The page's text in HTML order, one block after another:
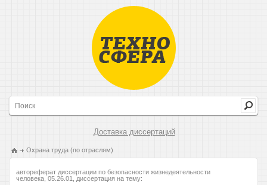
Доставка диссертаций
Охрана труда (по отраслям)
автореферат диссертации по безопасности жизнедеятельности
человека, 05.26.01, диссертация на тему: